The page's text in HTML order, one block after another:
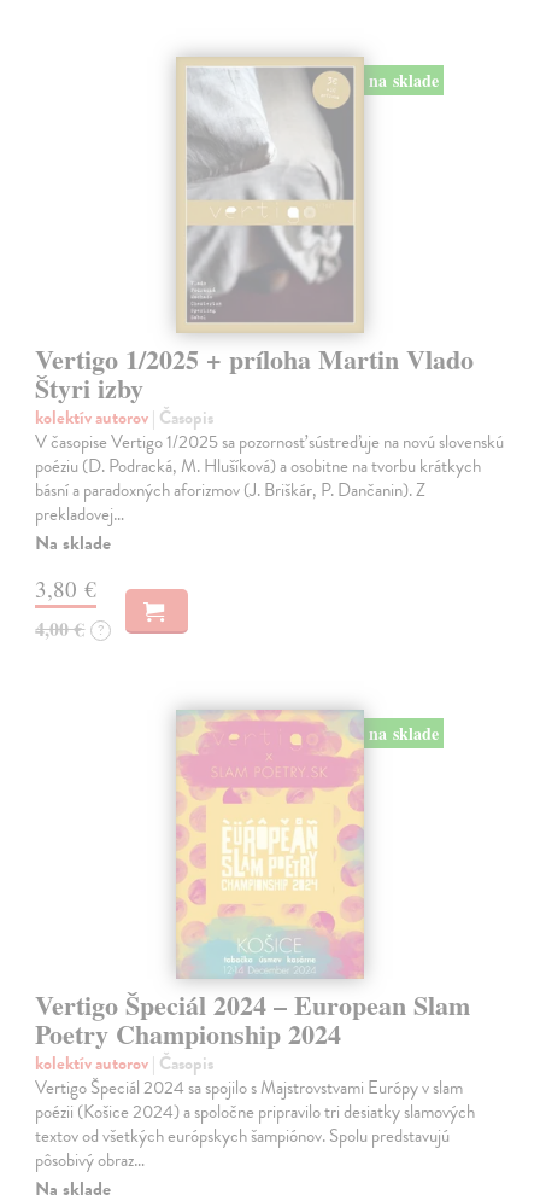
na sklade
Vertigo 1/2025 + príloha Martin Vlado
Štyri izby
kolektív autorov| Časopis
V časopise Vertigo 1/2025 sa pozornosť sústreďuje na novú slovenskú
poéziu (D. Podracká, M. Hlušíková) a osobitne na tvorbu krátkych
básní a paradoxných aforizmov (J. Briškár, P. Dančanin). Z
prekladovej…
Na sklade
3,80 €
4,00 € ?
na sklade
Vertigo Špeciál 2024 – European Slam
Poetry Championship 2024
kolektív autorov| Časopis
Vertigo Špeciál 2024 sa spojilo s Majstrovstvami Európy v slam
poézii (Košice 2024) a spoločne pripravilo tri desiatky slamových
textov od všetkých európskych šampiónov. Spolu predstavujú
pôsobivý obraz…
Na sklade